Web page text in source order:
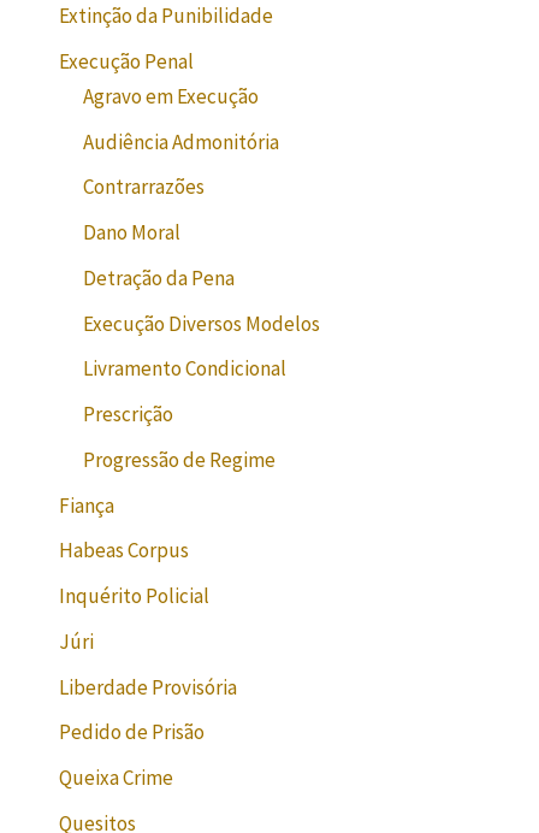
Extinção da Punibilidade
Execução Penal
Agravo em Execução
Audiência Admonitória
Contrarrazões
Dano Moral
Detração da Pena
Execução Diversos Modelos
Livramento Condicional
Prescrição
Progressão de Regime
Fiança
Habeas Corpus
Inquérito Policial
Júri
Liberdade Provisória
Pedido de Prisão
Queixa Crime
Quesitos